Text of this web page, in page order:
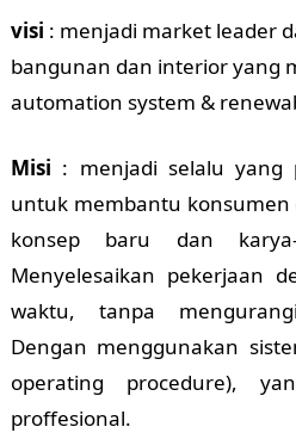
visi : menjadi market leader
bangunan dan interior yang
automation system &
Misi : menjadi selalu yang
untuk membantu
konsep baru dan
Menyelesaikan pekerjaan
waktu, tanpa
Dengan menggunakan
operating procedure),
proffesional.